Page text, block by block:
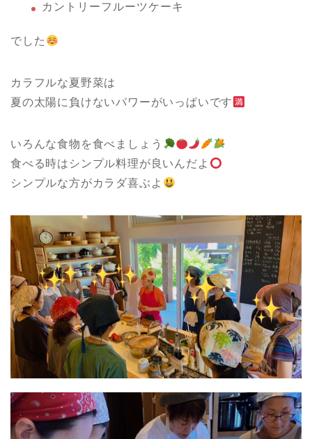
カントリーフルーツケーキ
でした
カラフルな夏野菜は
夏の太陽に負けないパワーがいっぱいです
いろんな食物を食べましょう
食べる時はシンプル料理が良いんだよ
シンプルな方がカラダ喜ぶよ